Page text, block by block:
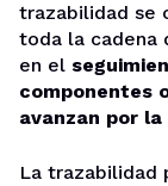
trazabilidad se
toda la cadena
en el
componentes
avanzan por
La trazabilidad